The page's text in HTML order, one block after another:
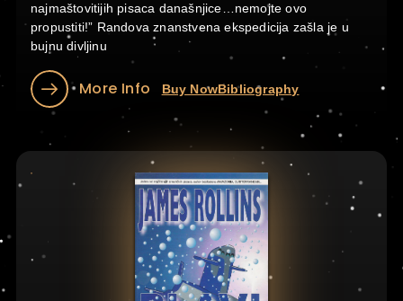
najmaštovitijih pisaca današnjice…nemojte ovo
propustiti!” Randova znanstvena ekspedicija zašla je u
bujnu divljinu
More Info Buy NowBibliography